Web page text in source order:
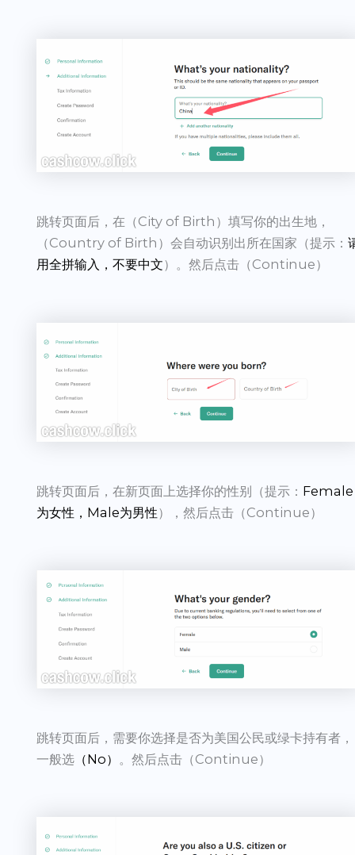
跳转页面后，在（City of Birth）填写你的出生地，
（Country of Birth）会自动识别出所在国家（提示：
用全拼输入，不要中文）。然后点击（Continue）
跳转页面后，在新页面上选择你的性别（提示： Female
为女性，Male为男性），然后点击（Continue）
跳转页面后，需要你选择是否为美国公民或绿卡持有者，
一般选（No） 。然后点击（Continue）